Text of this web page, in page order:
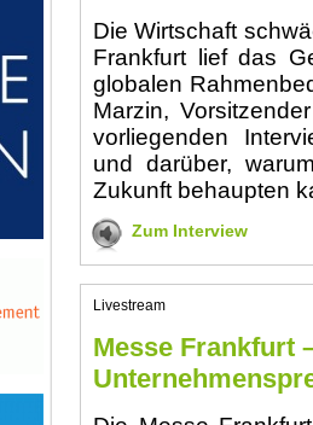
Die Wirtschaft
Frankfurt lief das
globalen
Marzin,
vorliegenden
und darüber,
Zukunft behaupten
Zum Interview
Livestream
Messe Frankfurt